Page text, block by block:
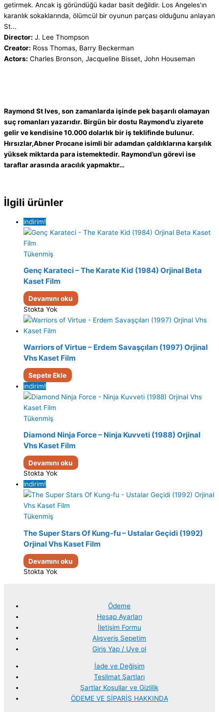
getirmek. Ancak iş göründüğü kadar basit değildir. Los Angeles'ın
karanlık sokaklarında, ölümcül bir oyunun parçası olduğunu anlayan
St...
Director: J. Lee Thompson
Creator: Ross Thomas, Barry Beckerman
Actors: Charles Bronson, Jacqueline Bisset, John Houseman
Raymond St Ives, son zamanlarda işinde pek başarılı olamayan
suç romanları yazarıdır. Birgün bir dostu Raymond’u ziyarete
gelir ve kendisine 10.000 dolarlık bir iş teklifinde bulunur.
Hırsızlar,Abner Procane isimli bir adamdan çaldıklarına karşılık
yüksek miktarda para istemektedir. Raymond’un görevi ise
taraflar arasında aracılık yapmaktır…
İlgili ürünler
indirim!
Tükenmiş
Genç Karateci – The Karate Kid (1984) Orjinal Beta
Kaset Film
Devamını oku
Stokta Yok
Warriors of Virtue – Erdem Savaşçıları (1997) Orjinal
Vhs Kaset Film
Sepete Ekle
indirim!
Tükenmiş
Diamond Ninja Force – Ninja Kuvveti (1988) Orjinal
Vhs Kaset Film
Devamını oku
Stokta Yok
indirim!
Tükenmiş
The Super Stars Of Kung-fu – Ustalar Geçidi (1992)
Orjinal Vhs Kaset Film
Devamını oku
Stokta Yok
Ödeme
Hesap Ayarları
İletişim Formu
Alışveriş Sepetim
Giriş Yap / Uye ol
İade ve Değişim
Teslimat Şartları
Şartlar Koşullar ve Gizlilik
ÖDEME VE SİPARİŞ HAKKINDA